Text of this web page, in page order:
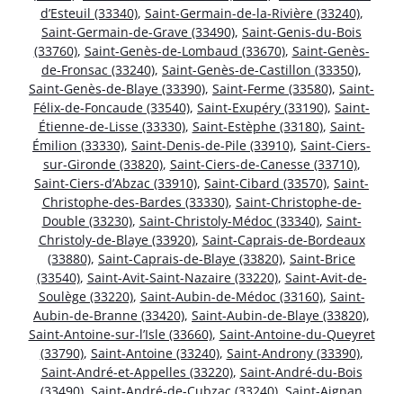
d’Esteuil (33340), Saint-Germain-de-la-Rivière (33240),
Saint-Germain-de-Grave (33490), Saint-Genis-du-Bois
(33760), Saint-Genès-de-Lombaud (33670), Saint-Genès-
de-Fronsac (33240), Saint-Genès-de-Castillon (33350),
Saint-Genès-de-Blaye (33390), Saint-Ferme (33580), Saint-
Félix-de-Foncaude (33540), Saint-Exupéry (33190), Saint-
Étienne-de-Lisse (33330), Saint-Estèphe (33180), Saint-
Émilion (33330), Saint-Denis-de-Pile (33910), Saint-Ciers-
sur-Gironde (33820), Saint-Ciers-de-Canesse (33710),
Saint-Ciers-d’Abzac (33910), Saint-Cibard (33570), Saint-
Christophe-des-Bardes (33330), Saint-Christophe-de-
Double (33230), Saint-Christoly-Médoc (33340), Saint-
Christoly-de-Blaye (33920), Saint-Caprais-de-Bordeaux
(33880), Saint-Caprais-de-Blaye (33820), Saint-Brice
(33540), Saint-Avit-Saint-Nazaire (33220), Saint-Avit-de-
Soulège (33220), Saint-Aubin-de-Médoc (33160), Saint-
Aubin-de-Branne (33420), Saint-Aubin-de-Blaye (33820),
Saint-Antoine-sur-l’Isle (33660), Saint-Antoine-du-Queyret
(33790), Saint-Antoine (33240), Saint-Androny (33390),
Saint-André-et-Appelles (33220), Saint-André-du-Bois